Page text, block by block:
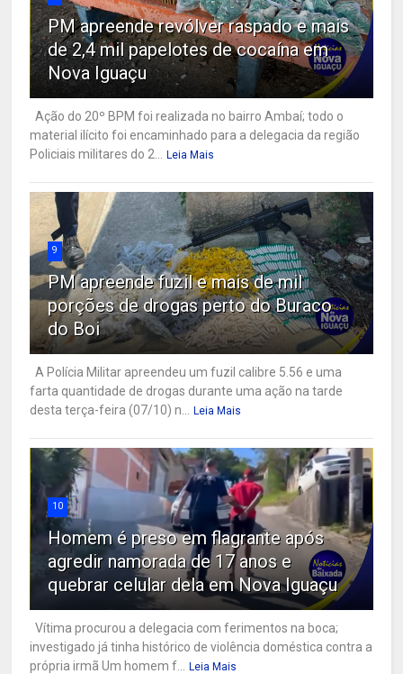
PM apreende revólver raspado e mais
de 2,4 mil papelotes de cocaína em
Nova Iguaçu
Ação do 20º BPM foi realizada no bairro Ambaí; todo o
material ilícito foi encaminhado para a delegacia da região
Policiais militares do 2...
Leia Mais
9
PM apreende fuzil e mais de mil
porções de drogas perto do Buraco
do Boi
A Polícia Militar apreendeu um fuzil calibre 5.56 e uma
farta quantidade de drogas durante uma ação na tarde
desta terça-feira (07/10) n...
Leia Mais
10
Homem é preso em flagrante após
agredir namorada de 17 anos e
quebrar celular dela em Nova Iguaçu
Vítima procurou a delegacia com ferimentos na boca;
investigado já tinha histórico de violência doméstica contra a
própria irmã Um homem f...
Leia Mais